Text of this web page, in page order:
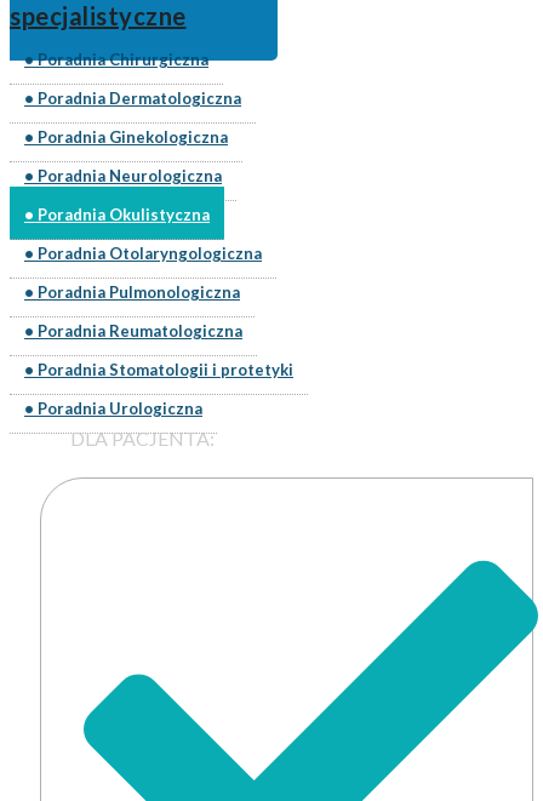
specjalistyczne
• Poradnia Chirurgiczna
• Poradnia Dermatologiczna
• Poradnia Ginekologiczna
• Poradnia Neurologiczna
• Poradnia Okulistyczna
• Poradnia Otolaryngologiczna
• Poradnia Pulmonologiczna
• Poradnia Reumatologiczna
• Poradnia Stomatologii i protetyki
• Poradnia Urologiczna
DLA PACJENTA: